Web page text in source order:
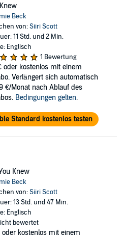
Publishing, Inc., all rights
Beck
von:Siiri Scott
11 Std. und 2 Min.
Englisch
1 Bewertung
oder kostenlos mit einem
Verlängert sich automatisch
€/Monat nach Ablauf des
Bedingungen gelten.
Standard kostenlos testen
Knew
Beck
von:Siiri Scott
13 Std. und 47 Min.
Englisch
bewertet
oder kostenlos mit einem